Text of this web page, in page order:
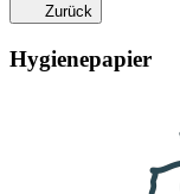
Zurück
Hygienepapier